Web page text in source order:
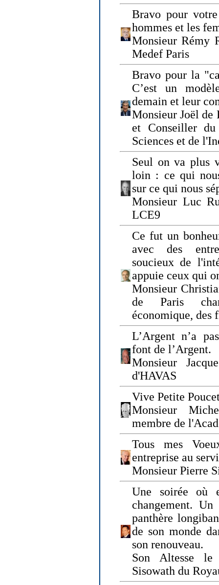
Bravo pour
hommes et les
Monsieur Rémy
Medef Paris
Bravo pour la
C’est un
demain et leur
Monsieur Joël de
et Conseiller
Sciences et de
Seul on va plus
loin : ce qui
sur ce qui nous
Monsieur Luc
LCE9
Ce fut un
avec des
soucieux de
appuie ceux qui
Monsieur
de Paris
économique, des
L’Argent n’a
font de l’Argent.
Monsieur
d'HAVAS
Vive Petite
Monsieur
membre de
Tous mes
entreprise au
Monsieur Pierre
Une soirée où
changement.
panthère
de son monde
son renouveau.
Son Altesse le
Sisowath du